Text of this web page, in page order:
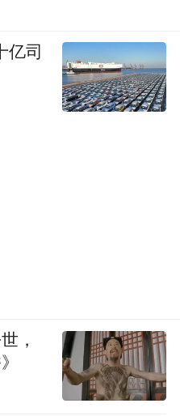
亿司
，